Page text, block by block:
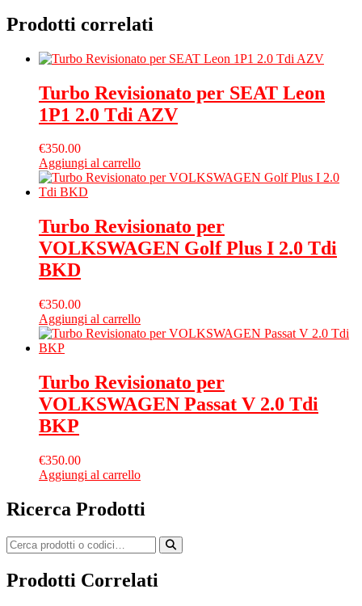
Prodotti correlati
Turbo Revisionato per SEAT Leon
1P1 2.0 Tdi AZV
€350.00
Aggiungi al carrello
Turbo Revisionato per
VOLKSWAGEN Golf Plus I 2.0 Tdi
BKD
€350.00
Aggiungi al carrello
Turbo Revisionato per
VOLKSWAGEN Passat V 2.0 Tdi
BKP
€350.00
Aggiungi al carrello
Ricerca Prodotti
Prodotti Correlati